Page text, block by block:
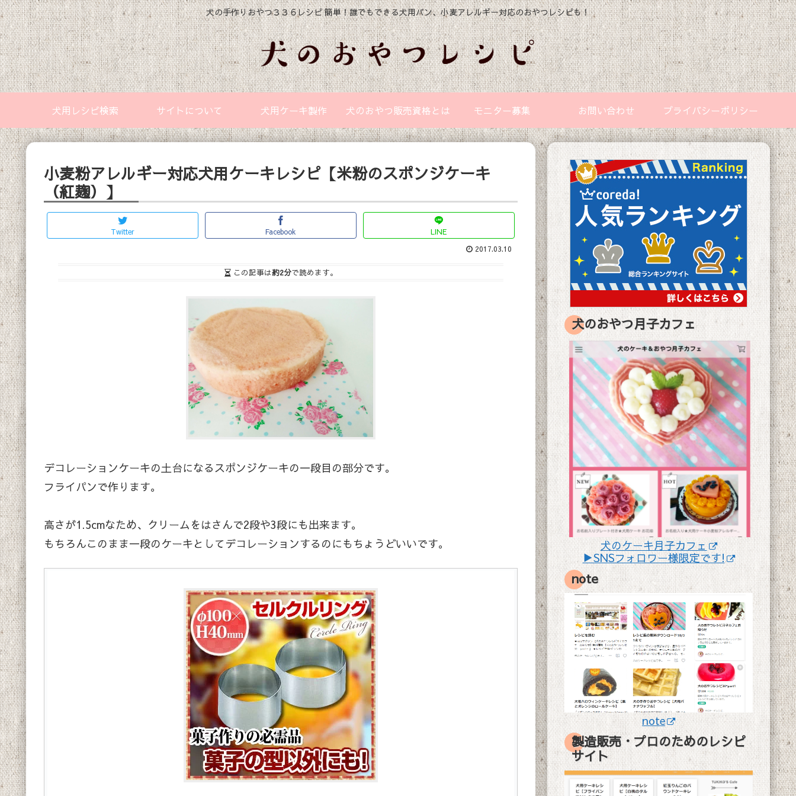
犬の手作りおやつ３３６レシピ 簡単！誰でもできる犬用パン、小麦アレルギー対応のおやつレシピも！
犬用レシピ検索 サイトについて 犬用ケーキ製作 犬のおやつ販売資格とは モニター募集 お問い合わせ プライバシーポリシー
小麦粉アレルギー対応犬用ケーキレシピ【米粉のスポンジケーキ
（紅麹）】
Twitter Facebook LINE
2017.03.10
この記事は約2分で読めます。
デコレーションケーキの土台になるスポンジケーキの一段目の部分です。
フライパンで作ります。
高さが1.5cmなため、クリームをはさんで2段や3段にも出来ます。
もちろんこのまま一段のケーキとしてデコレーションするのにもちょうどいいです。
犬のおやつ月子カフェ
犬のケーキ月子カフェ
▶SNSフォロワー様限定です!
note
note
製造販売・プロのためのレシピ
サイト